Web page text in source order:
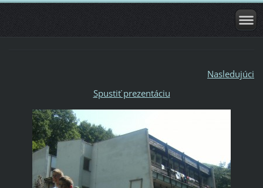
Nasledujúci
Spustiť prezentáciu